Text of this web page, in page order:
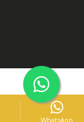
WhatsApp